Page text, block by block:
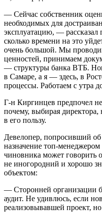
— Сейчас собственник
необходимых для
эксплуатацию, —
сколько времени на это
очень большой. Мы
ценностей, принимаем
— структуры банка ВТБ.
в Самаре, а я — здесь, в
процессы. Работаем с утра
Г-н Киргинцев предпочел
почему, выбирая
в его пользу.
Девелопер, попросивший
назначение топ-
чиновника может говорить
не иногородний и хорошо
объектом:
— Сторонней организации
аудит. Не удивлюсь, если
реализовывавшей проект,